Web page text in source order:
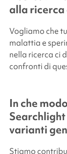
alla ricerca
Vogliamo che
malattia e
nella ricerca ci
confronti di
In che
Searchlight
varianti
Stiamo